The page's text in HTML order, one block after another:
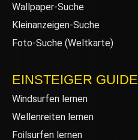
Wallpaper-Suche
Kleinanzeigen-Suche
Foto-Suche (Weltkarte)
EINSTEIGER GUIDE
Windsurfen lernen
Wellenreiten lernen
Foilsurfen lernen